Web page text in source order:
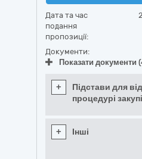
Дата та час
подання
пропозиції:
Документи:
Показати документи
+
Підстави для
процедурі
+ Інші